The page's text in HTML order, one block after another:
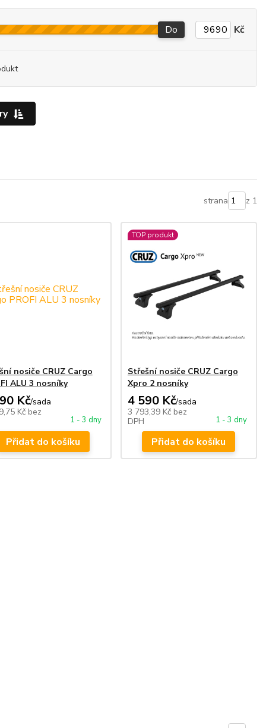
Do Kč
strana z 1
nosiče CRUZ Cargo
ALU 3 nosníky
Kč/sada
Kč bez
1 - 3 dny
Přidat do košíku
TOP produkt
Střešní nosiče CRUZ Cargo
Xpro 2 nosníky
4 590 Kč/sada
3 793,39 Kč bez
DPH
1 - 3 dny
Přidat do košíku